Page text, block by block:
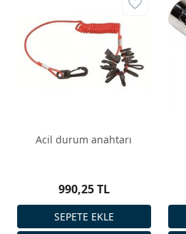
Acil durum anahtarı
990,25 TL